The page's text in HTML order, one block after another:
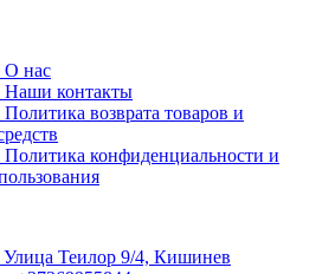
О нас
Наши контакты
Политика возврата товаров и
Политика конфиденциальности и
Улица Теилор 9/4, Кишинев